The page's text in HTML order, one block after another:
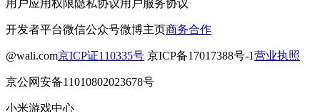
用户应用权限隐私协议用户服务协议
开发者平台微信公众号微博主页商务合作
@wali.com京ICP证110335号 京ICP备17017388号-1营业执照
京公网安备11010802023678号
小米游戏中心